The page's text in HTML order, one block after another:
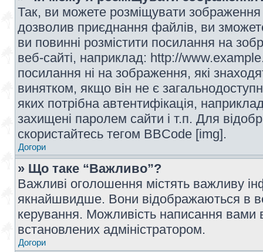
Так, ви можете розміщувати
дозволив приєднання файлів, ви
ви повинні розмістити посилання на
веб-сайті, наприклад: http://
посилання ні на зображення, які
винятком, якщо він не є
яких потрібна автентифікація,
захищені паролем сайти і т.п. Для
скористайтесь тегом BBCode [img].
Догори
» Що таке “Важливо”?
Важливі оголошення містять важливу
якнайшвидше. Вони відображаються в
керування. Можливість написання
встановлених адміністратором.
Догори